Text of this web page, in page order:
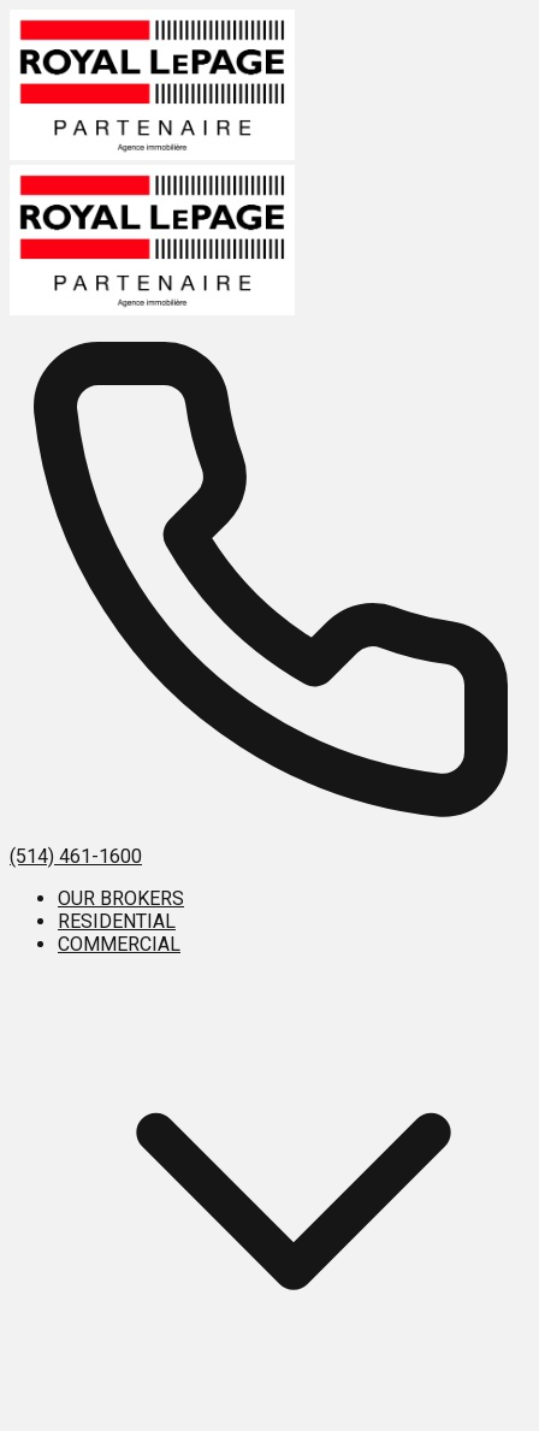
(514) 461-1600
OUR BROKERS
RESIDENTIAL
COMMERCIAL